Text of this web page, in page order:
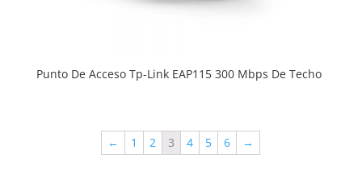
Punto De Acceso Tp-Link EAP115 300 Mbps De Techo
← 1 2 3 4 5 6 →